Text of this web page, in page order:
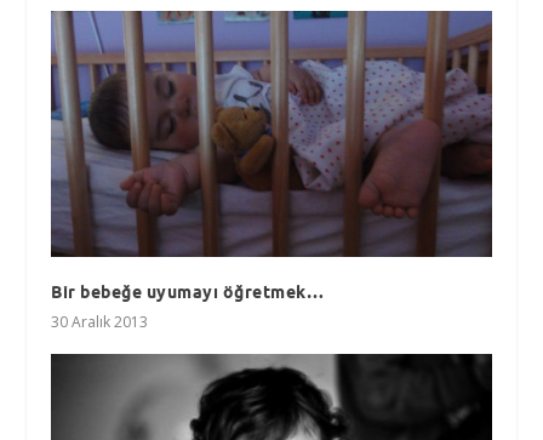
Bir bebeğe uyumayı öğretmek…
30 Aralık 2013